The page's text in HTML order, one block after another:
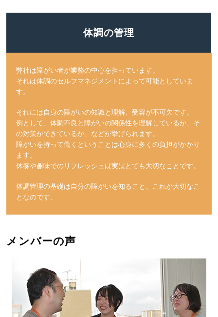
体調の管理
弊社は障がい者が業務の中心を担っています。
それは体調のセルフマネジメントによって可能としていま
す。
それには自身の障がいの知識と理解、受容が不可欠です。
例として、体調不良と障がいの関係性を理解しているか、そ
の対策ができているか、などが挙げられます。
障がいを持って働くということは心身に多くの負担がかかり
ます。
休養や趣味でのリフレッシュは実はとても大切なことです。
体調管理の基礎は自分の障がいを知ること、これが大切なこ
となのです。
メンバーの声